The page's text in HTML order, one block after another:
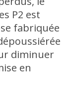
P2 est
fabriquée
diminuer
en